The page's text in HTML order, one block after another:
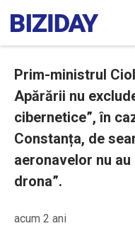
Prim-ministrul
Apărării nu
cibernetice”, în
Constanța, de
aeronavelor nu
drona”.
acum 2 ani